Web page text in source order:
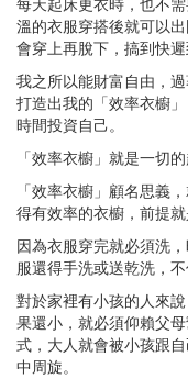
溫的衣服穿搭後就可以
會穿上再脫下，搞到快
我之所以能財富自由，
打造出我的「效率衣櫥
時間投資自己。
「效率衣櫥」就是一切的
「效率衣櫥」顧名思義
得有效率的衣櫥，前提
因為衣服穿完就必須洗
服還得手洗或送乾洗，不
對於家裡有小孩的人來
果還小，就必須仰賴父
式，大人就會被小孩跟
中周旋。